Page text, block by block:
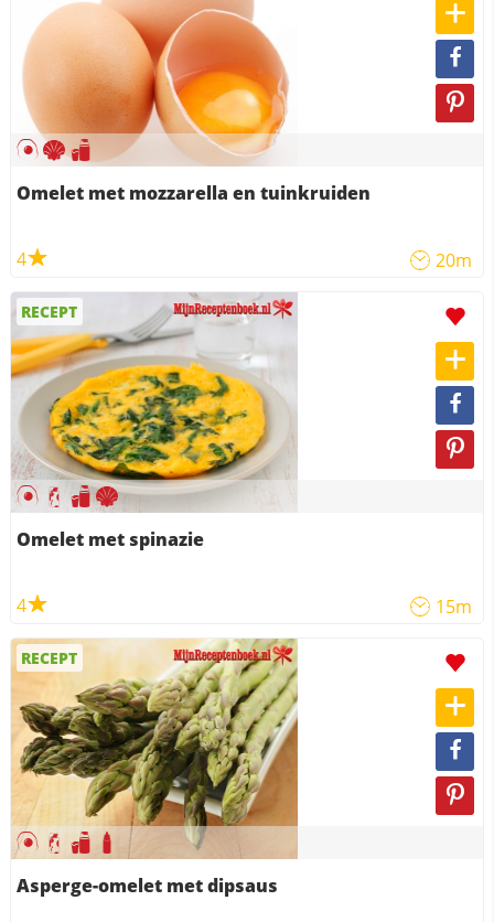
Omelet met mozzarella en tuinkruiden
4 20m
RECEPT
Omelet met spinazie
4 15m
RECEPT
Asperge-omelet met dipsaus